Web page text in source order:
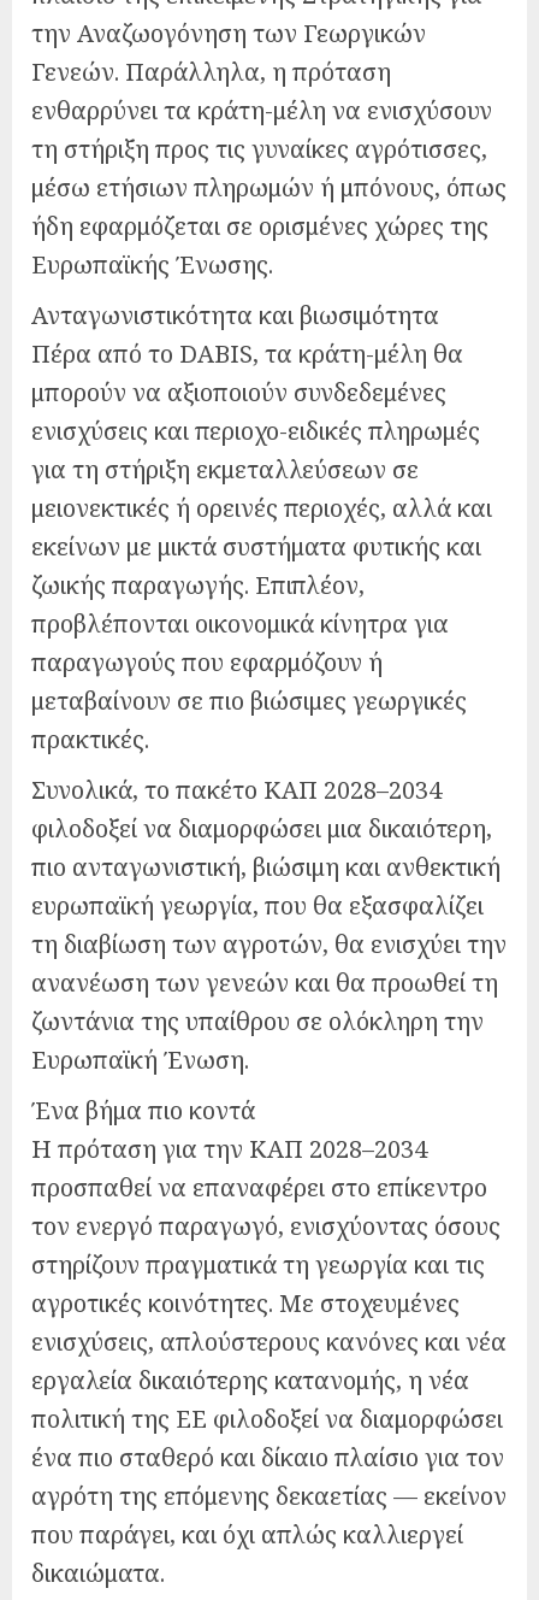
την Αναζωογόνηση των Γεωργικών
Γενεών. Παράλληλα, η πρόταση
ενθαρρύνει τα κράτη-μέλη να ενισχύσουν
τη στήριξη προς τις γυναίκες αγρότισσες,
μέσω ετήσιων πληρωμών ή μπόνους, όπως
ήδη εφαρμόζεται σε ορισμένες χώρες της
Ευρωπαϊκής Ένωσης.
Ανταγωνιστικότητα και βιωσιμότητα
Πέρα από το DABIS, τα κράτη-μέλη θα
μπορούν να αξιοποιούν συνδεδεμένες
ενισχύσεις και περιοχο-ειδικές πληρωμές
για τη στήριξη εκμεταλλεύσεων σε
μειονεκτικές ή ορεινές περιοχές, αλλά και
εκείνων με μικτά συστήματα φυτικής και
ζωικής παραγωγής. Επιπλέον,
προβλέπονται οικονομικά κίνητρα για
παραγωγούς που εφαρμόζουν ή
μεταβαίνουν σε πιο βιώσιμες γεωργικές
πρακτικές.
Συνολικά, το πακέτο ΚΑΠ 2028–2034
φιλοδοξεί να διαμορφώσει μια δικαιότερη,
πιο ανταγωνιστική, βιώσιμη και ανθεκτική
ευρωπαϊκή γεωργία, που θα εξασφαλίζει
τη διαβίωση των αγροτών, θα ενισχύει την
ανανέωση των γενεών και θα προωθεί τη
ζωντάνια της υπαίθρου σε ολόκληρη την
Ευρωπαϊκή Ένωση.
Ένα βήμα πιο κοντά
Η πρόταση για την ΚΑΠ 2028–2034
προσπαθεί να επαναφέρει στο επίκεντρο
τον ενεργό παραγωγό, ενισχύοντας όσους
στηρίζουν πραγματικά τη γεωργία και τις
αγροτικές κοινότητες. Με στοχευμένες
ενισχύσεις, απλούστερους κανόνες και νέα
εργαλεία δικαιότερης κατανομής, η νέα
πολιτική της ΕΕ φιλοδοξεί να διαμορφώσει
ένα πιο σταθερό και δίκαιο πλαίσιο για τον
αγρότη της επόμενης δεκαετίας — εκείνον
που παράγει, και όχι απλώς καλλιεργεί
δικαιώματα.